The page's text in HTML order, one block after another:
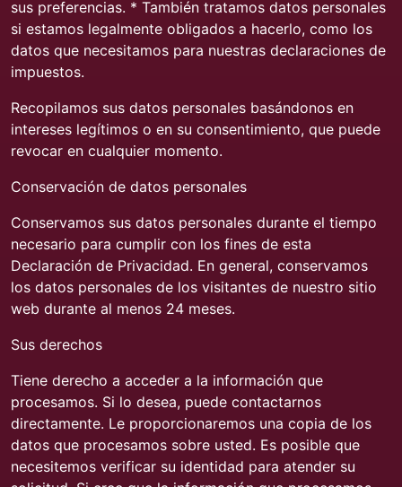
sus preferencias. * También tratamos datos personales
si estamos legalmente obligados a hacerlo, como los
datos que necesitamos para nuestras declaraciones de
impuestos.
Recopilamos sus datos personales basándonos en
intereses legítimos o en su consentimiento, que puede
revocar en cualquier momento.
Conservación de datos personales
Conservamos sus datos personales durante el tiempo
necesario para cumplir con los fines de esta
Declaración de Privacidad. En general, conservamos
los datos personales de los visitantes de nuestro sitio
web durante al menos 24 meses.
Sus derechos
Tiene derecho a acceder a la información que
procesamos. Si lo desea, puede contactarnos
directamente. Le proporcionaremos una copia de los
datos que procesamos sobre usted. Es posible que
necesitemos verificar su identidad para atender su